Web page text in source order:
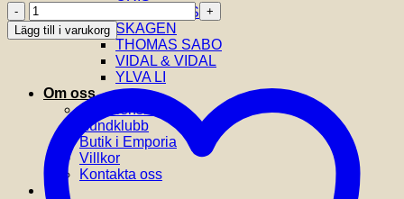
SIF JAKOBS
SKAGEN
THOMAS SABO
VIDAL & VIDAL
YLVA LI
Om oss
Om Glensia
Kundklubb
Butik i Emporia
Villkor
Kontakta oss
EDBLAD
-
Chunky
Steel
mängd
Lägg till i varukorg